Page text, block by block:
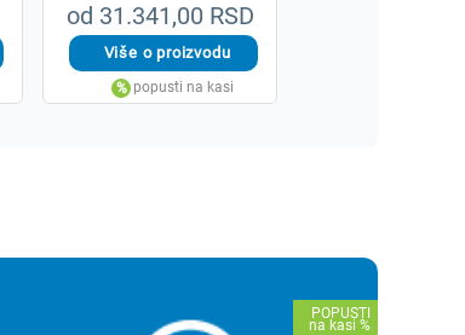
od 31.341,00 RSD